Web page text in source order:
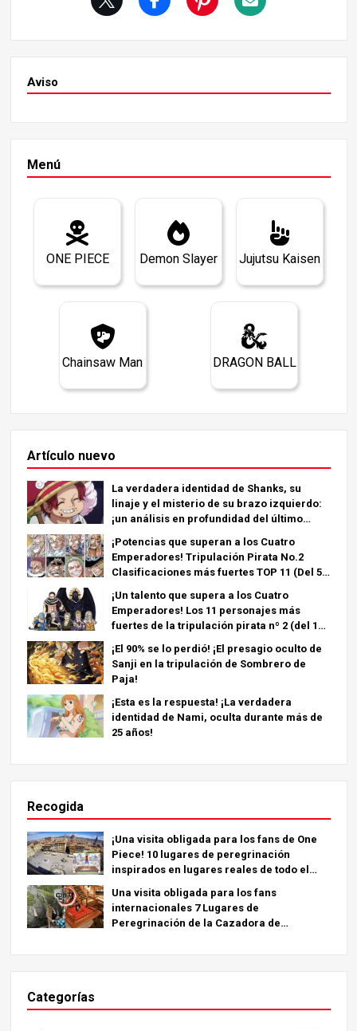
Aviso
Menú
ONE PIECE Demon Slayer Jujutsu Kaisen
Chainsaw Man DRAGON BALL
Artículo nuevo
La verdadera identidad de Shanks, su
linaje y el misterio de su brazo izquierdo:
¡un análisis en profundidad del último
¡Potencias que superan a los Cuatro
Emperadores! Tripulación Pirata No.2
Clasificaciones más fuertes TOP 11 (Del 5º
¡Un talento que supera a los Cuatro
Emperadores! Los 11 personajes más
fuertes de la tripulación pirata nº 2 (del 11º
¡El 90% se lo perdió! ¡El presagio oculto de
Sanji en la tripulación de Sombrero de
Paja!
¡Esta es la respuesta! ¡La verdadera
identidad de Nami, oculta durante más de
25 años!
Recogida
¡Una visita obligada para los fans de One
Piece! 10 lugares de peregrinación
inspirados en lugares reales de todo el
Una visita obligada para los fans
internacionales 7 Lugares de
Peregrinación de la Cazadora de
Categorías